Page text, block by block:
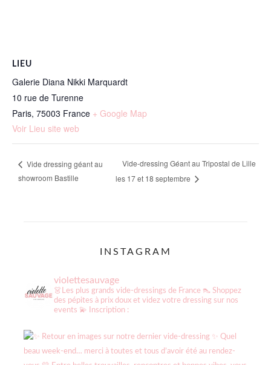
LIEU
Galerie Diana Nikki Marquardt
10 rue de Turenne
Paris, 75003 France + Google Map
Voir Lieu site web
Vide dressing géant au
showroom Bastille
Vide-dressing Géant au Tripostal de Lille
les 17 et 18 septembre
INSTAGRAM
violettesauvage
👗Les plus grands vide-dressings de France 👠 Shoppez
des pépites à prix doux et videz votre dressing sur nos
events 💫 Inscription :